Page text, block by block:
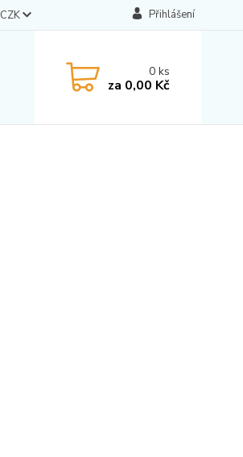
CZK Přihlášení
0ks
za 0,00 Kč